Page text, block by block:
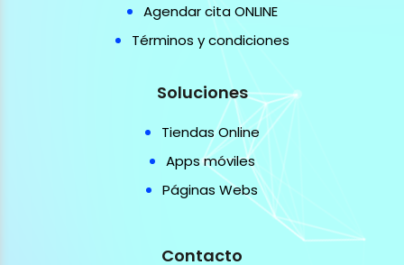
Agendar cita ONLINE
Términos y condiciones
Soluciones
Tiendas Online
Apps móviles
Páginas Webs
Contacto